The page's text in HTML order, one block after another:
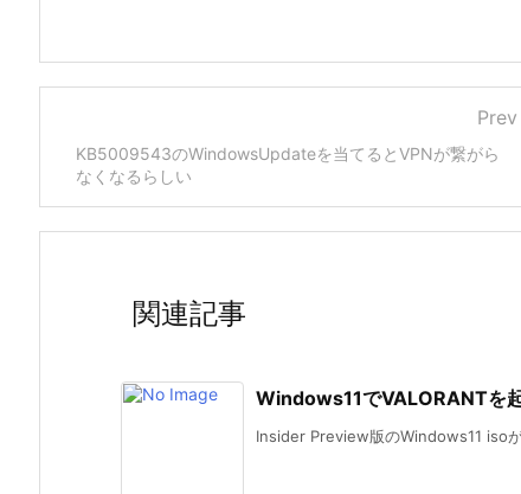
KB5009543のWindowsUpdateを当てるとVPNが繋がら
なくなるらしい
Prev
関連記事
Windows11でVALORANTを
Insider Preview版のWindows11 iso